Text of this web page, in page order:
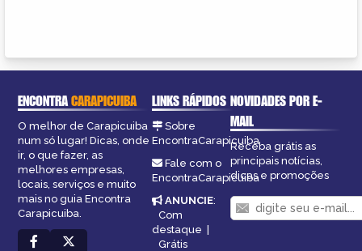
ENCONTRACARAPICUIBA
O melhor de Carapicuiba
num só lugar! Dicas, onde
ir, o que fazer, as
melhores empresas,
locais, serviços e muito
mais no guia Encontra
Carapicuiba.
LINKS RÁPIDOS
Sobre
EncontraCarapicuiba
Fale com o
EncontraCarapicuiba
ANUNCIE:
Com
destaque |
Grátis
NOVIDADES POR E-
MAIL
Receba grátis as
principais notícias,
dicas e promoções